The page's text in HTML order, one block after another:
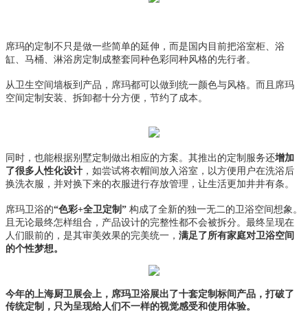
席玛的定制不只是做一些简单的延伸，而是国内目前把浴室柜、浴
缸、马桶、淋浴房定制成整套同种色彩同种风格的先行者。
从卫生空间墙板到产品，席玛都可以做到统一颜色与风格。而且席玛
空间定制安装、拆卸都十分方便，节约了成本。
同时，也能根据别墅定制做出相应的方案。其推出的定制服务还增加
了很多人性化设计 ，如尝试将衣帽间放入浴室，以方便用户在洗浴后
换洗衣服，并对换下来的衣服进行存放管理，让生活更加井井有条。
席玛卫浴的“色彩+全卫定制” 构成了全新的独一无二的卫浴空间想象。
且无论最终怎样组合，产品设计的完整性都不会被拆分。最终呈现在
人们眼前的，是其审美效果的完美统一， 满足了所有家庭对卫浴空间
的个性梦想。
今年的上海厨卫展会上，席玛卫浴展出了十套定制标间产品，打破了
传统定制，只为呈现给人们不一样的视觉感受和使用体验。